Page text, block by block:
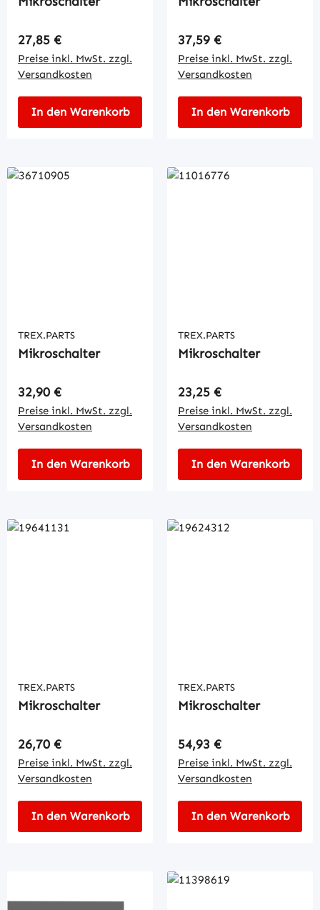
Regulärer Preis:
27,85 €
Preise inkl. MwSt. zzgl.
Versandkosten
In den Warenkorb
Regulärer Preis:
37,59 €
Preise inkl. MwSt. zzgl.
Versandkosten
In den Warenkorb
TREX.PARTS
Mikroschalter
Regulärer Preis:
32,90 €
Preise inkl. MwSt. zzgl.
Versandkosten
In den Warenkorb
TREX.PARTS
Mikroschalter
Regulärer Preis:
23,25 €
Preise inkl. MwSt. zzgl.
Versandkosten
In den Warenkorb
TREX.PARTS
Mikroschalter
Regulärer Preis:
26,70 €
Preise inkl. MwSt. zzgl.
Versandkosten
In den Warenkorb
TREX.PARTS
Mikroschalter
Regulärer Preis:
54,93 €
Preise inkl. MwSt. zzgl.
Versandkosten
In den Warenkorb